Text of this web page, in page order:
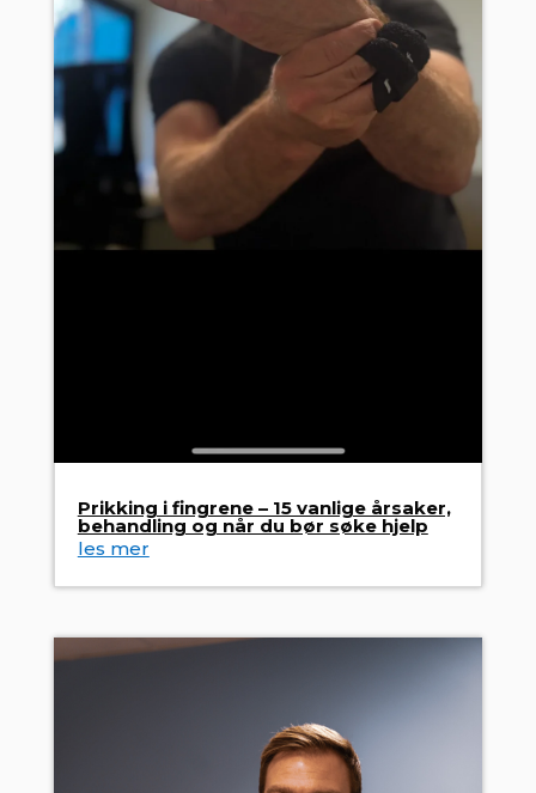
Prikking i fingrene – 15 vanlige årsaker,
behandling og når du bør søke hjelp
les mer